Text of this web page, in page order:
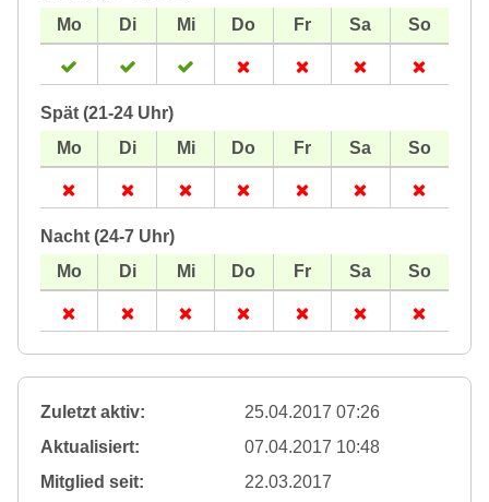
Spät (21-24 Uhr)
Nacht (24-7 Uhr)
Zuletzt aktiv:
25.04.2017 07:26
Aktualisiert:
07.04.2017 10:48
Mitglied seit:
22.03.2017